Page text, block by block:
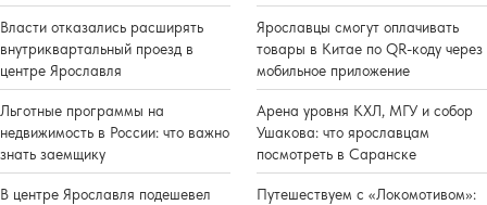
Власти отказались расширять
внутриквартальный проезд в
центре Ярославля
Льготные программы на
недвижимость в России: что важно
знать заемщику
В центре Ярославля подешевел
Ярославцы смогут оплачивать
товары в Китае по QR-коду через
мобильное приложение
Арена уровня КХЛ, МГУ и собор
Ушакова: что ярославцам
посмотреть в Саранске
Путешествуем с «Локомотивом»: